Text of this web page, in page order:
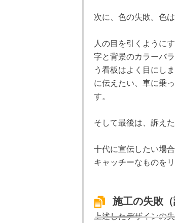
次に、色の失敗。色
人の目を引くように
字と背景のカラーバ
う看板はよく目にし
に伝えたい、車に乗
す。
そして最後は、訴え
十代に宣伝したい場
キャッチーなものを
施工の失敗
上述したデザインの